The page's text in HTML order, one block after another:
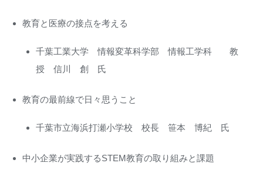
教育と医療の接点を考える
千葉工業大学 情報変革科学部 情報工学科 教
授 信川 創 氏
教育の最前線で日々思うこと
千葉市立海浜打瀬小学校 校長 笹本 博紀 氏
中小企業が実践するSTEM教育の取り組みと課題